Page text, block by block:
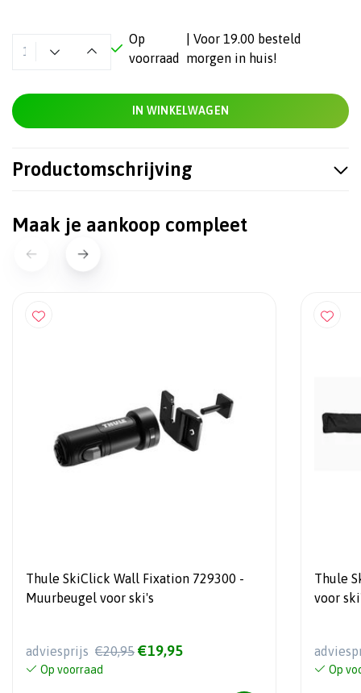
Op
voorraad
| Voor 19.00 besteld
morgen in huis!
IN WINKELWAGEN
Productomschrijving
Maak je aankoop compleet
Thule SkiClick Wall Fixation 729300 -
Muurbeugel voor ski's
adviesprijs €20,95 €19,95
Op voorraad
Thule
voor
Op